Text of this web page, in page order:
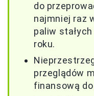
do
najmniej raz
paliw
roku.
przeglądów
finansową do